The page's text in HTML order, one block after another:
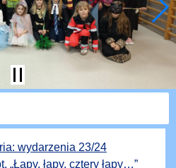
wydarzenia 23/24
„Łapy, łapy, cztery łapy…”